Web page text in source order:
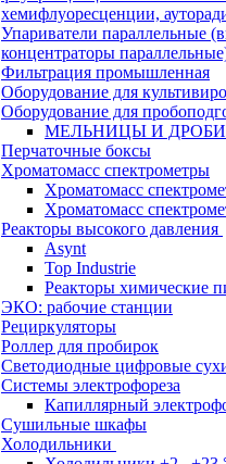
хемифлуоресценции,
Упариватели параллельные
концентраторы
Фильтрация промышленная
Оборудование для
Оборудование для
МЕЛЬНИЦЫ И
Перчаточные боксы
Хроматомасс спектрометры
Хроматомасс
Хроматомасс
Реакторы высокого давления
Asynt
Top Industrie
Реакторы химические
ЭКО: рабочие станции
Рециркуляторы
Роллер для пробирок
Светодиодные цифровые
Системы электрофореза
Капиллярный
Сушильные шкафы
Холодильники